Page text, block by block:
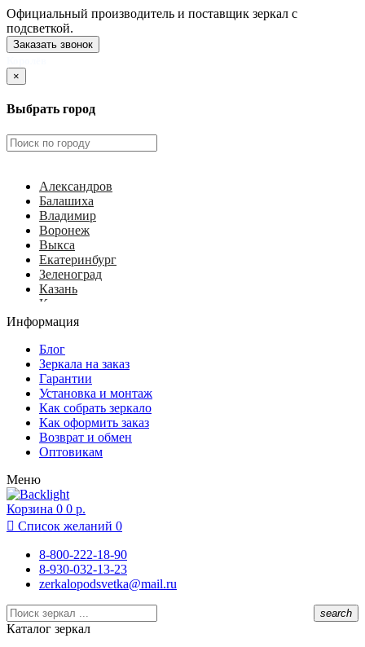
Официальный производитель и поставщик зеркал с
подсветкой.
Заказать звонок
×
Выбрать город
Александров
Балашиха
Владимир
Воронеж
Выкса
Екатеринбург
Зеленоград
Казань
Калуга
Ковров
Королёв
Красногорск
Курск
Липецк
Москва
Московский
Муром
Нижний Новгород
Новосибирск
Подольск
Раменское
Реутов
Ростов-на-Дону
Санкт-Петербург
Севастополь
Сочи
Тамбов
Тула
Информация
Блог
Зеркала на заказ
Гарантии
Установка и монтаж
Как собрать зеркало
Как оформить заказ
Возврат и обмен
Оптовикам
Меню
Корзина 0 0 р.
 Список желаний 0
8-800-222-18-90
8-930-032-13-23
zerkalopodsvetka@mail.ru
search
Каталог зеркал